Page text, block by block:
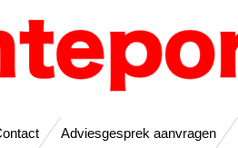
Adviesgesprek aanvragen